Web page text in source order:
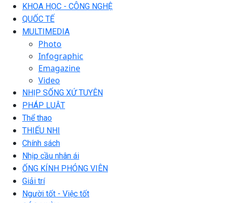
KHOA HỌC - CÔNG NGHỆ
QUỐC TẾ
MULTIMEDIA
Photo
Infographic
Emagazine
Video
NHỊP SỐNG XỨ TUYÊN
PHÁP LUẬT
Thể thao
THIẾU NHI
Chính sách
Nhịp cầu nhân ái
ỐNG KÍNH PHÓNG VIÊN
Giải trí
Người tốt - Việc tốt